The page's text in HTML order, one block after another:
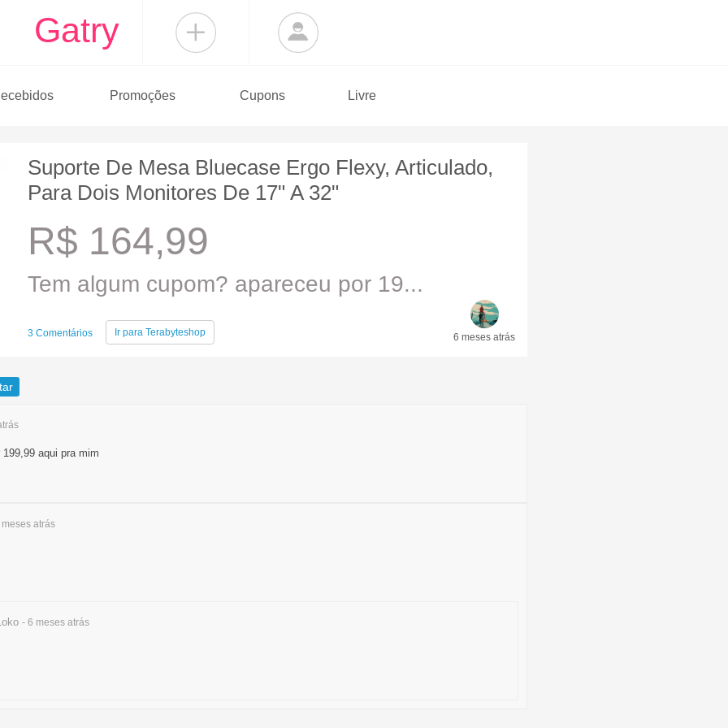
Gatry
Promoções Cupons Livre
Suporte De Mesa Bluecase Ergo Flexy, Articulado,
Para Dois Monitores De 17" A 32"
R$ 164,99
Tem algum cupom? apareceu por 19...
3 Comentários Ir para Terabyteshop 6 meses atrás
aqui pra mim
meses atrás
- 6 meses atrás